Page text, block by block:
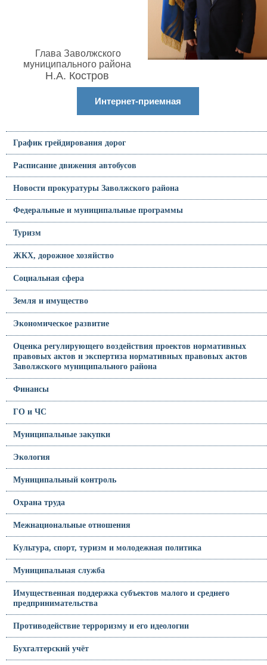
Глава Заволжского
муниципального района
Н.А. Костров
Интернет-приемная
График грейдирования дорог
Расписание движения автобусов
Новости прокуратуры Заволжского района
Федеральные и муниципальные программы
Туризм
ЖКХ, дорожное хозяйство
Социальная сфера
Земля и имущество
Экономическое развитие
Оценка регулирующего воздействия проектов нормативных
правовых актов и экспертиза нормативных правовых актов
Заволжского муниципального района
Финансы
ГО и ЧС
Муниципальные закупки
Экология
Муниципальный контроль
Охрана труда
Межнациональные отношения
Культура, спорт, туризм и молодежная политика
Муниципальная служба
Имущественная поддержка субъектов малого и среднего
предпринимательства
Противодействие терроризму и его идеологии
Бухгалтерский учёт